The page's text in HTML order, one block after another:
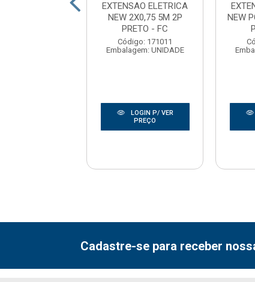
EXTENSAO ELETRICA
NEW 2X0,75 5M 2P
PRETO - FC
Código: 171011
Embalagem: UNIDADE
LOGIN P/ VER
PREÇO
NEW
Cadastre-se para receber